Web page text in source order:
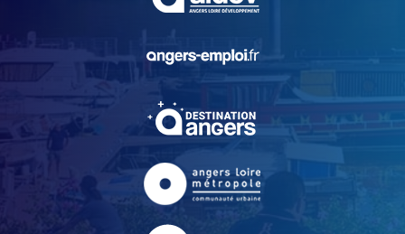
, Ouvre une nouvelle
, Ouvre une nouvelle